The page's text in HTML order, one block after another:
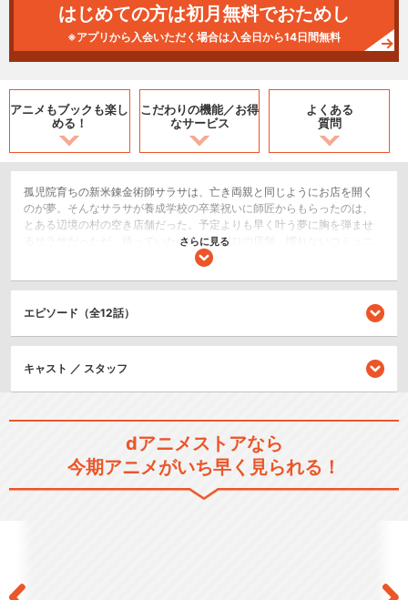
はじめての方は初月無料でおためし
※アプリから入会いただく場合は入会日から14日間無料
アニメもブックも楽し
める！
こだわりの機能／お得
なサービス
よくある
質問
孤児院育ちの新米錬金術師サラサは、亡き両親と同じようにお店を開く
のが夢。そんなサラサが養成学校の卒業祝いに師匠からもらったのは、
とある辺境の村の空き店舗だった。予定よりも早く叶う夢に胸を弾ませ
るサラサだったが、待っていたのはボロボロの店舗、慣れないコミュニ
ケーション、危険な素材集めに魔物退治！？豊富な知識と高い魔力、鍛
まる想いと錬金術が、出会いと絆を生んでいく――
SF/ファンタジー
さらに見る
エピソード（全12話）
キャスト ／ スタッフ
dアニメストアなら
今期アニメがいち早く見られる！